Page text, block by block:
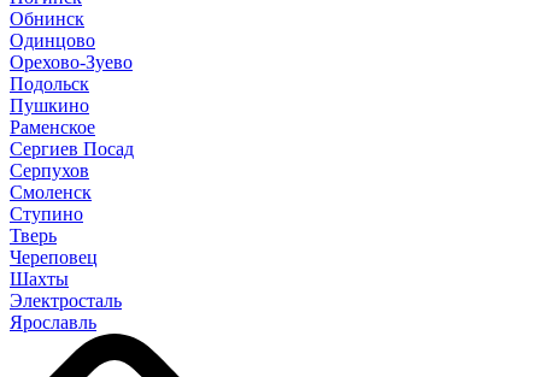
Обнинск
Одинцово
Орехово-Зуево
Подольск
Пушкино
Раменское
Сергиев Посад
Серпухов
Смоленск
Ступино
Тверь
Череповец
Шахты
Электросталь
Ярославль